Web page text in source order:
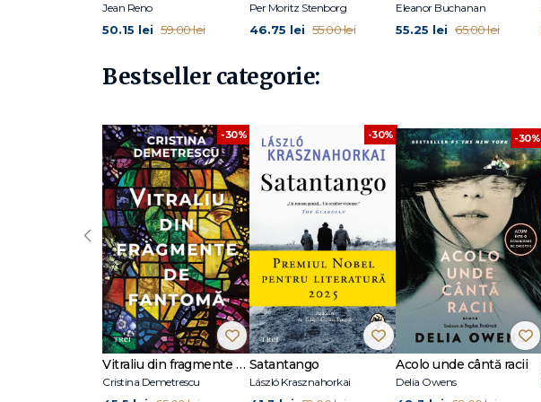
Jean Reno
50.15 lei 59.00 lei
Per Moritz Stenborg
46.75 lei 55.00 lei
Eleanor Buchanan
55.25 lei 65.00 lei
Bestseller categorie:
-30%
Vitraliu din fragmente de fantomă
Cristina Demetrescu
-30%
Satantango
László Krasznahorkai
-30%
Acolo unde cântă racii
Delia Owens
‹